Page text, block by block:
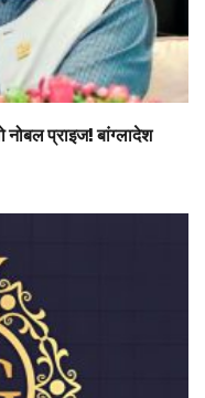
प्राइज! बांग्लादेश